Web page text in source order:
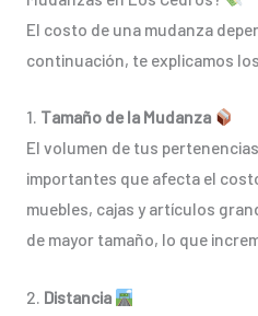
El costo de una mudanza
continuación, te explicamos
1. Tamaño de la Mudanza
El volumen de tus
importantes que afecta el
muebles, cajas y artículos
de mayor tamaño, lo que
2. Distancia